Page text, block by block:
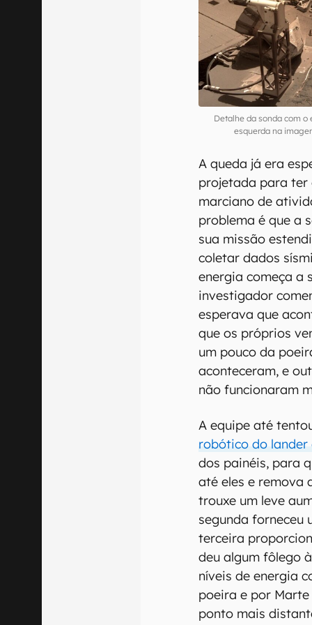
Detalhe da sonda com o
esquerda na
A queda já era
projetada para ter
marciano de
problema é que a
sua missão
coletar dados
energia começa a
investigador
esperava que
que os próprios
um pouco da
aconteceram, e
não funcionaram
A equipe até
robótico do lander
dos painéis, para
até eles e remova
trouxe um leve
segunda forneceu
terceira
deu algum fôlego
níveis de energia
poeira e por
ponto mais